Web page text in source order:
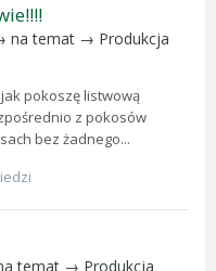
na temat → Produkcja
pokoszę listwową
z pokosów
bez żadnego...
temat → Produkcja